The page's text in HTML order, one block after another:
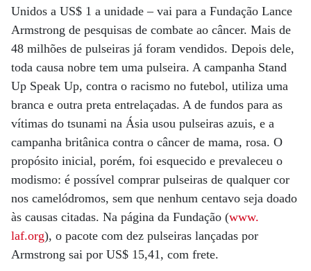
Unidos a US$ 1 a unidade – vai para a Fundação Lance
Armstrong de pesquisas de combate ao câncer. Mais de
48 milhões de pulseiras já foram vendidos. Depois dele,
toda causa nobre tem uma pulseira. A campanha Stand
Up Speak Up, contra o racismo no futebol, utiliza uma
branca e outra preta entrelaçadas. A de fundos para as
vítimas do tsunami na Ásia usou pulseiras azuis, e a
campanha britânica contra o câncer de mama, rosa. O
propósito inicial, porém, foi esquecido e prevaleceu o
modismo: é possível comprar pulseiras de qualquer cor
nos camelódromos, sem que nenhum centavo seja doado
às causas citadas. Na página da Fundação (www.
laf.org), o pacote com dez pulseiras lançadas por
Armstrong sai por US$ 15,41, com frete.